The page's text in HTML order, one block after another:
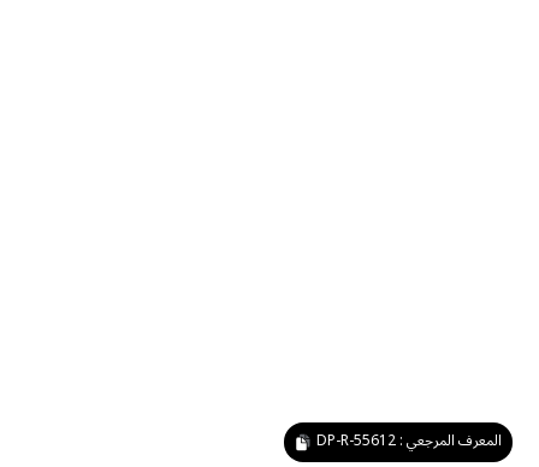
المعرف المرجعي :DP-R-55612